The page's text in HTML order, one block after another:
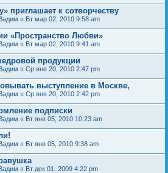
приглашает к сотворчеству
« Вт мар 02, 2010 9:58 am
«Пространство Любви»
« Вт мар 02, 2010 9:41 am
продукции
« Ср янв 20, 2010 2:47 pm
выступление в Москве,
« Ср янв 20, 2010 2:42 pm
подписки
« Вт янв 05, 2010 10:23 am
« Вт янв 05, 2010 9:38 am
« Вт дек 01, 2009 4:22 pm